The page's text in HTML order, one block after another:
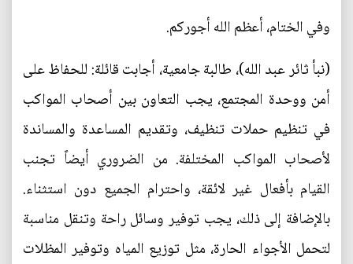
وفي الختام، أعظم الله أجوركم.
(نبأ ثائر عبد الله)، طالبة جامعية، أجابت قائلة: للحفاظ على
أمن ووحدة المجتمع، يجب التعاون بين أصحاب المواكب
في تنظيم حملات تنظيف، وتقديم المساعدة والمساندة
لأصحاب المواكب المختلفة. من الضروري أيضاً تجنب
القيام بأفعال غير لائقة، واحترام الجميع دون استثناء.
بالإضافة إلى ذلك، يجب توفير وسائل راحة وتنقل مناسبة
لتحمل الأجواء الحارة، مثل توزيع المياه وتوفير المظلات